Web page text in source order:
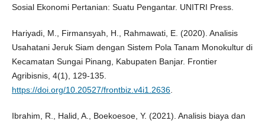
Sosial Ekonomi Pertanian: Suatu Pengantar. UNITRI Press.
Hariyadi, M., Firmansyah, H., Rahmawati, E. (2020). Analisis
Usahatani Jeruk Siam dengan Sistem Pola Tanam Monokultur di
Kecamatan Sungai Pinang, Kabupaten Banjar. Frontier
Agribisnis, 4(1), 129-135.
https://doi.org/10.20527/frontbiz.v4i1.2636.
Ibrahim, R., Halid, A., Boekoesoe, Y. (2021). Analisis biaya dan